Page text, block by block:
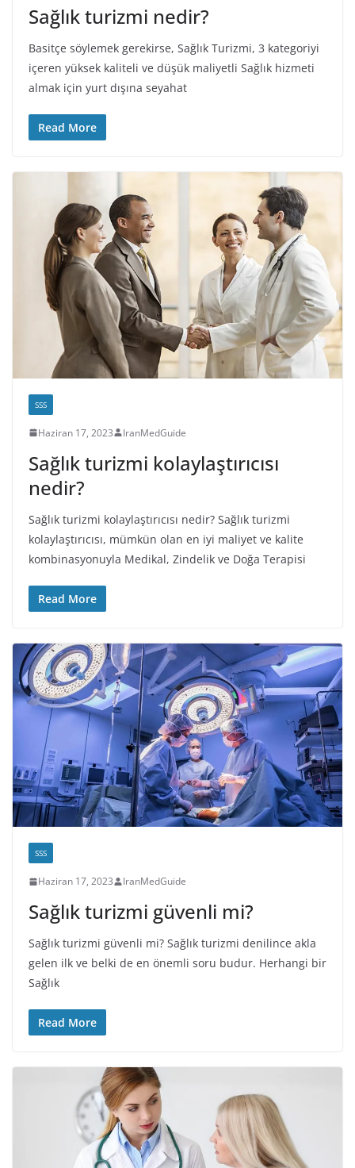
Sağlık turizmi nedir?
Basitçe söylemek gerekirse, Sağlık Turizmi, 3 kategoriyi
içeren yüksek kaliteli ve düşük maliyetli Sağlık hizmeti
almak için yurt dışına seyahat
Read More
SSS
Haziran 17, 2023 IranMedGuide
Sağlık turizmi kolaylaştırıcısı
nedir?
Sağlık turizmi kolaylaştırıcısı nedir? Sağlık turizmi
kolaylaştırıcısı, mümkün olan en iyi maliyet ve kalite
kombinasyonuyla Medikal, Zindelik ve Doğa Terapisi
Read More
SSS
Haziran 17, 2023 IranMedGuide
Sağlık turizmi güvenli mi?
Sağlık turizmi güvenli mi? Sağlık turizmi denilince akla
gelen ilk ve belki de en önemli soru budur. Herhangi bir
Sağlık
Read More